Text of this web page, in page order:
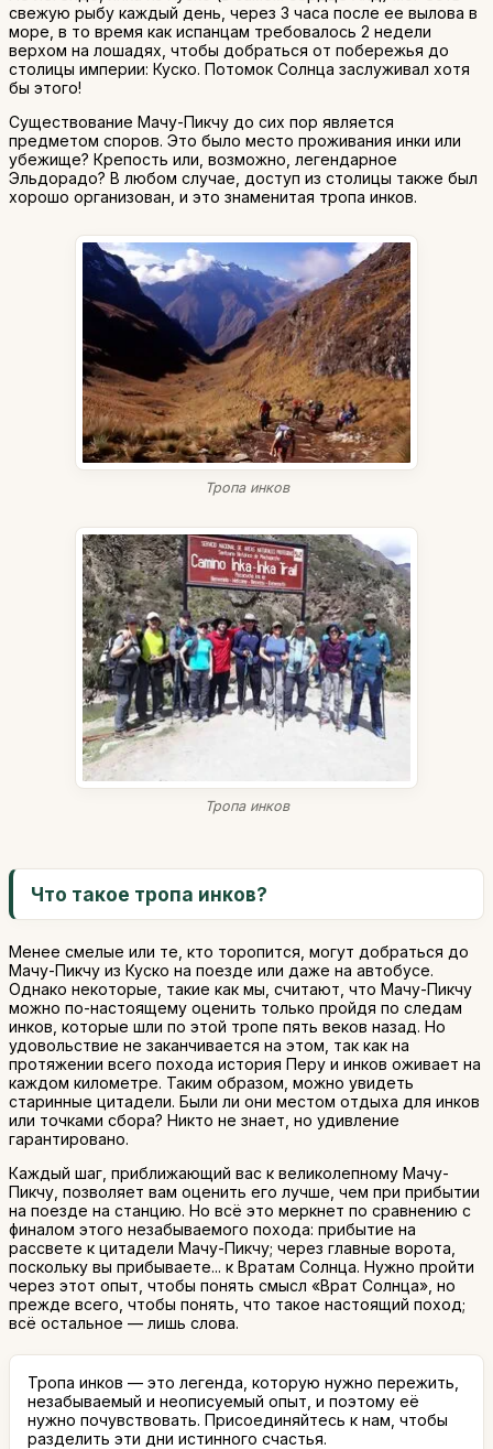
свежую рыбу каждый день, через 3 часа после ее вылова в
море, в то время как испанцам требовалось 2 недели
верхом на лошадях, чтобы добраться от побережья до
столицы империи: Куско. Потомок Солнца заслуживал хотя
бы этого!
Существование Мачу-Пикчу до сих пор является
предметом споров. Это было место проживания инки или
убежище? Крепость или, возможно, легендарное
Эльдорадо? В любом случае, доступ из столицы также был
хорошо организован, и это знаменитая тропа инков.
Тропа инков
Тропа инков
Что такое тропа инков?
Менее смелые или те, кто торопится, могут добраться до
Мачу-Пикчу из Куско на поезде или даже на автобусе.
Однако некоторые, такие как мы, считают, что Мачу-Пикчу
можно по-настоящему оценить только пройдя по следам
инков, которые шли по этой тропе пять веков назад. Но
удовольствие не заканчивается на этом, так как на
протяжении всего похода история Перу и инков оживает на
каждом километре. Таким образом, можно увидеть
старинные цитадели. Были ли они местом отдыха для инков
или точками сбора? Никто не знает, но удивление
гарантировано.
Каждый шаг, приближающий вас к великолепному Мачу-
Пикчу, позволяет вам оценить его лучше, чем при прибытии
на поезде на станцию. Но всё это меркнет по сравнению с
финалом этого незабываемого похода: прибытие на
рассвете к цитадели Мачу-Пикчу; через главные ворота,
поскольку вы прибываете... к Вратам Солнца. Нужно пройти
через этот опыт, чтобы понять смысл «Врат Солнца», но
прежде всего, чтобы понять, что такое настоящий поход;
всё остальное — лишь слова.
Тропа инков — это легенда, которую нужно пережить,
незабываемый и неописуемый опыт, и поэтому её
нужно почувствовать. Присоединяйтесь к нам, чтобы
разделить эти дни истинного счастья.